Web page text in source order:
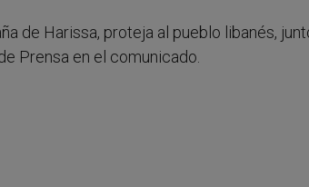
de Harissa, proteja al pueblo libanés,
Prensa en el comunicado.